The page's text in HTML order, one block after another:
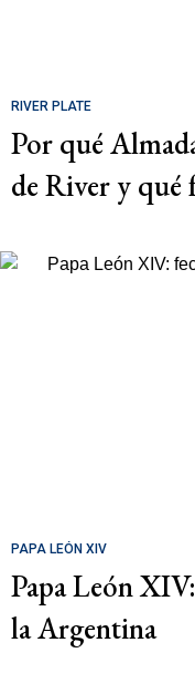
RIVER PLATE
Por qué
de River y qué
PAPA LEÓN XIV
Papa León
la Argentina